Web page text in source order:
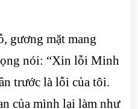
gương mặt mang
nói: “Xin lỗi Minh
trước là lỗi của tôi.
của mình lại làm như